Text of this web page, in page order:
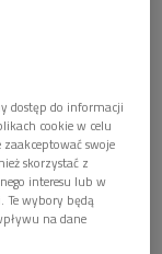
dostęp do informacji
cookie w celu
swoje
skorzystać z
interesu lub w
wybory będą
na dane